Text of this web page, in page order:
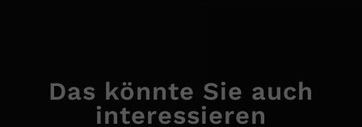
Das könnte Sie auch
interessieren